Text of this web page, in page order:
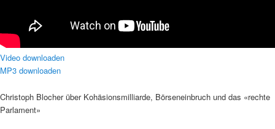
Video downloaden
MP3 downloaden
Christoph Blocher über Kohäsionsmilliarde, Börseneinbruch und das «rechte
Parlament»